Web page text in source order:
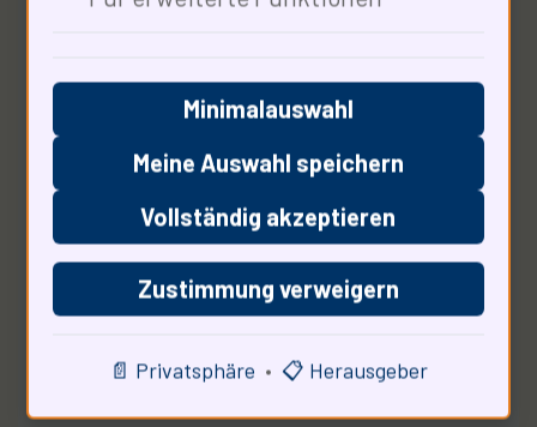
Die Warnstreiks können dieerheblich
beeinflussen. 66% der Ökonomen
Minimalauswahl
Meine Auswahl speichern
Vollständig akzeptieren
Zustimmung verweigern
📄 Privatsphäre • 📋 Herausgeber